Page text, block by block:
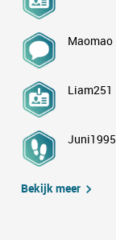
Maomao
Liam251
Juni1995
Bekijk meer